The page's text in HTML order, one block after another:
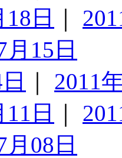
日
月15日
2011
日
月08日